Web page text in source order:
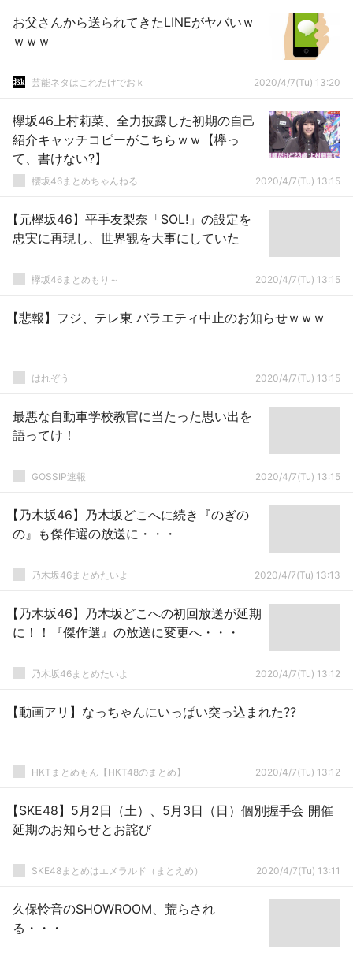
お父さんから送られてきたLINEがヤバいｗ
ｗｗｗ
芸能ネタはこれだけでおｋ 2020/4/7(Tu) 13:20
欅坂46上村莉菜、全力披露した初期の自己
紹介キャッチコピーがこちらｗｗ【欅っ
て、書けない?】
櫻坂46まとめちゃんねる 2020/4/7(Tu) 13:15
【元欅坂46】平手友梨奈「SOL!」の設定を
忠実に再現し、世界観を大事にしていた
欅坂46まとめもり～ 2020/4/7(Tu) 13:15
【悲報】フジ、テレ東 バラエティ中止のお知らせｗｗｗ
はれぞう 2020/4/7(Tu) 13:15
最悪な自動車学校教官に当たった思い出を
語ってけ！
GOSSIP速報 2020/4/7(Tu) 13:15
【乃木坂46】乃木坂どこへに続き『のぎの
の』も傑作選の放送に・・・
乃木坂46まとめたいよ 2020/4/7(Tu) 13:13
【乃木坂46】乃木坂どこへの初回放送が延期
に！！『傑作選』の放送に変更へ・・・
乃木坂46まとめたいよ 2020/4/7(Tu) 13:12
【動画アリ】なっちゃんにいっぱい突っ込まれた??
HKTまとめもん【HKT48のまとめ】 2020/4/7(Tu) 13:12
【SKE48】5月2日（土）、5月3日（日）個別握手会 開催
延期のお知らせとお詫び
SKE48まとめはエメラルド（まとえめ） 2020/4/7(Tu) 13:11
久保怜音のSHOWROOM、荒らされ
る・・・